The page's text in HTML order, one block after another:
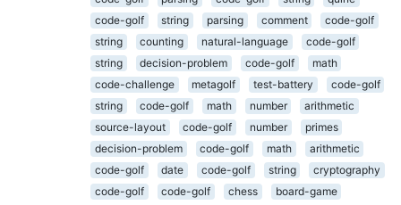
code-golf
string parsing comment
code-golf
string
counting natural-language
code-golf
string
decision-problem code-golf
math
code-challenge
metagolf test-battery
code-golf
string
code-golf math number
arithmetic
source-layout
code-golf number
primes
decision-problem
code-golf math
arithmetic
code-golf
date code-golf string
cryptography
code-golf
code-golf chess
board-game